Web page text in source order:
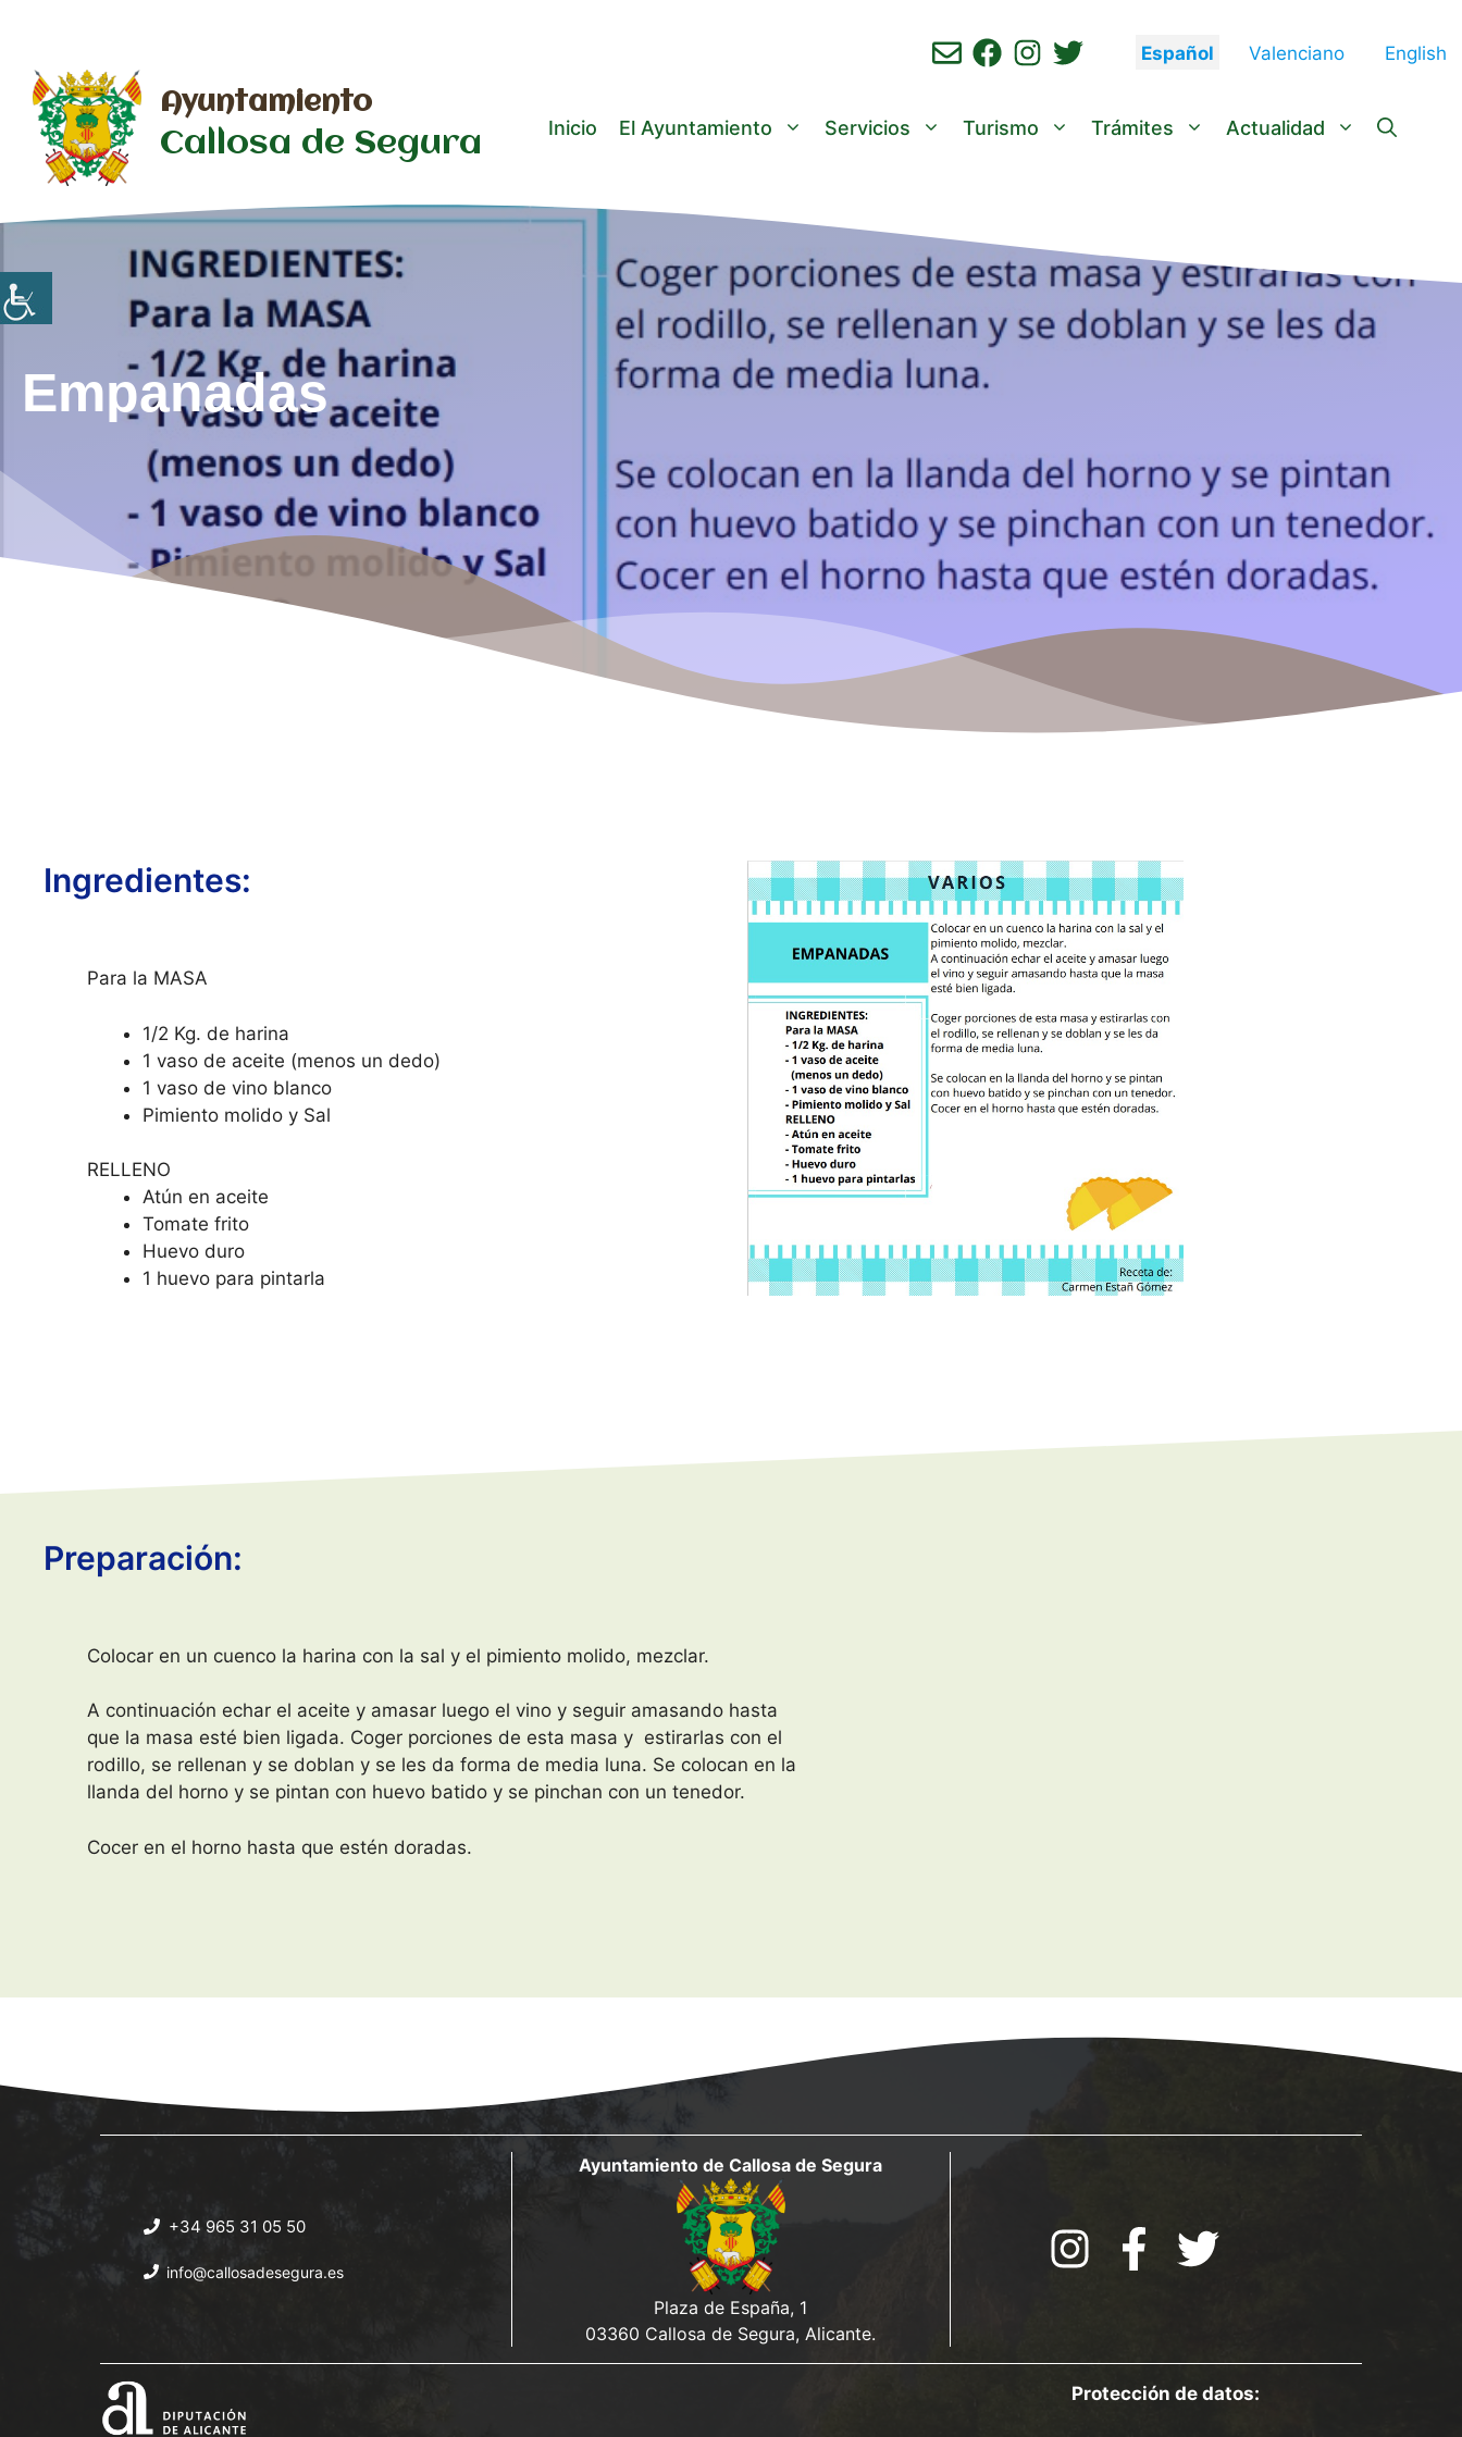
contenido
Español Valenciano English
Ayuntamiento
Callosa de Segura Inicio El Ayuntamiento Servicios Turismo Trámites Actualidad
Empanadas
Ingredientes:
Para la MASA
1/2 Kg. de harina
1 vaso de aceite (menos un dedo)
1 vaso de vino blanco
Pimiento molido y Sal
RELLENO
Atún en aceite
Tomate frito
Huevo duro
1 huevo para pintarla
Preparación:
Colocar en un cuenco la harina con la sal y el pimiento molido, mezclar.
A continuación echar el aceite y amasar luego el vino y seguir amasando hasta
que la masa esté bien ligada. Coger porciones de esta masa y estirarlas con el
rodillo, se rellenan y se doblan y se les da forma de media luna. Se colocan en la
llanda del horno y se pintan con huevo batido y se pinchan con un tenedor.
Cocer en el horno hasta que estén doradas.
+34 965 31 05 50
info@callosadesegura.es
Ayuntamiento de Callosa de Segura
Plaza de España, 1
03360 Callosa de Segura, Alicante.
Protección de datos: